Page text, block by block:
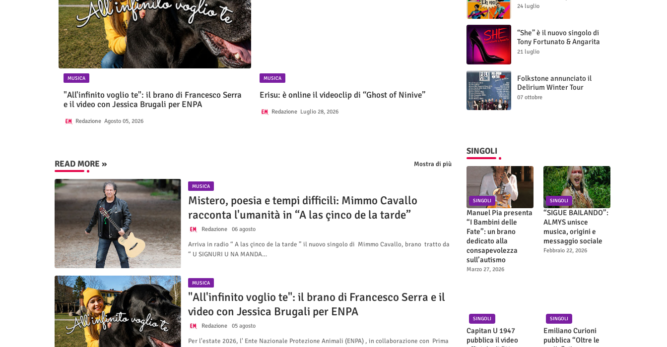
MUSICA
"All'infinito voglio te": il brano di Francesco Serra
e il video con Jessica Brugali per ENPA
Redazione Agosto 05, 2026
MUSICA
Erisu: è online il videoclip di “Ghost of Ninive”
Redazione Luglio 28, 2026
READ MORE » Mostra di più
MUSICA
Mistero, poesia e tempi difficili: Mimmo Cavallo
racconta l'umanità in “A las çinco de la tarde”
Redazione 06 agosto
Arriva in radio “ A las çinco de la tarde ” il nuovo singolo di Mimmo Cavallo, brano tratto da
“ U SIGNURI U NA MANDA…
MUSICA
"All'infinito voglio te": il brano di Francesco Serra e il
video con Jessica Brugali per ENPA
Redazione 05 agosto
Per l'estate 2026, l' Ente Nazionale Protezione Animali (ENPA) , in collaborazione con Prima
ironia e autenticità
24 luglio
“She” è il nuovo singolo di
Tony Fortunato & Angarita
21 luglio
Folkstone annunciato il
Delirium Winter Tour
(Special Edition)
07 ottobre
SINGOLI
SINGOLI
Manuel Pia presenta
“I Bambini delle
Fate”: un brano
dedicato alla
consapevolezza
sull’autismo
Marzo 27, 2026
SINGOLI
“SIGUE BAILANDO”:
ALMYS unisce
musica, origini e
messaggio sociale
Febbraio 22, 2026
SINGOLI
Capitan U 1947
pubblica il video
SINGOLI
Emiliano Curioni
pubblica “Oltre le